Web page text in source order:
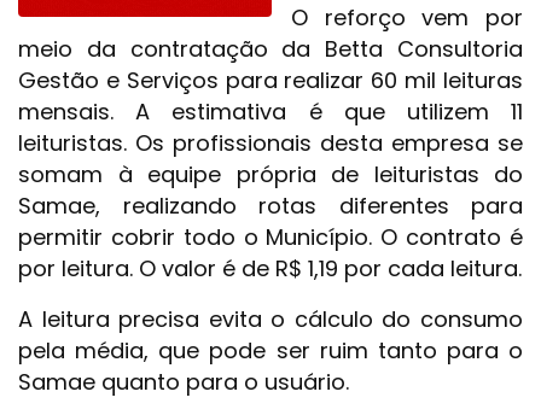
O reforço vem por
meio da contratação da Betta Consultoria
Gestão e Serviços para realizar 60 mil leituras
mensais. A estimativa é que utilizem 11
leituristas. Os profissionais desta empresa se
somam à equipe própria de leituristas do
Samae, realizando rotas diferentes para
permitir cobrir todo o Município. O contrato é
por leitura. O valor é de R$ 1,19 por cada leitura.
A leitura precisa evita o cálculo do consumo
pela média, que pode ser ruim tanto para o
Samae quanto para o usuário.